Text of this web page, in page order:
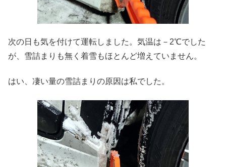
次の日も気を付けて運転しました。気温は－2℃でした
が、雪詰まりも無く着雪もほとんど増えていません。
はい、凄い量の雪詰まりの原因は私でした。